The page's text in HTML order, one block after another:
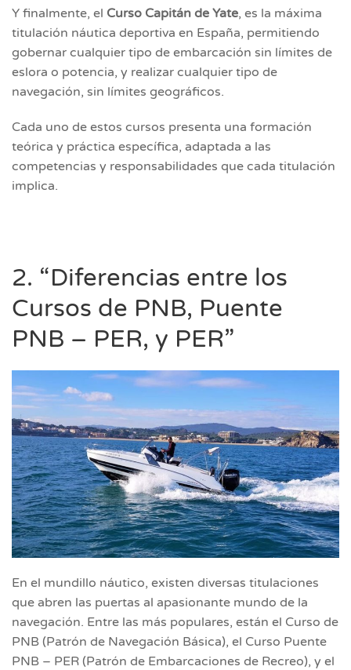
Y finalmente, el Curso Capitán de Yate, es la máxima
titulación náutica deportiva en España, permitiendo
gobernar cualquier tipo de embarcación sin límites de
eslora o potencia, y realizar cualquier tipo de
navegación, sin límites geográficos.
Cada uno de estos cursos presenta una formación
teórica y práctica específica, adaptada a las
competencias y responsabilidades que cada titulación
implica.
2. “Diferencias entre los
Cursos de PNB, Puente
PNB – PER, y PER”
En el mundillo náutico, existen diversas titulaciones
que abren las puertas al apasionante mundo de la
navegación. Entre las más populares, están el Curso de
PNB (Patrón de Navegación Básica), el Curso Puente
PNB – PER (Patrón de Embarcaciones de Recreo), y el